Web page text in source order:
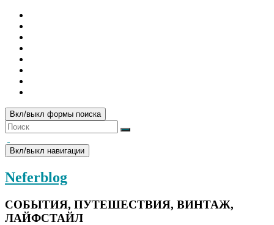
Вкл/выкл формы поиска
Вкл/выкл навигации
Neferblog
СОБЫТИЯ, ПУТЕШЕСТВИЯ, ВИНТАЖ,
ЛАЙФСТАЙЛ